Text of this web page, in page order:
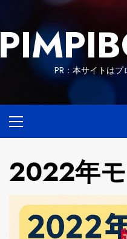
content
PR：本サイトは
Menu
2022年